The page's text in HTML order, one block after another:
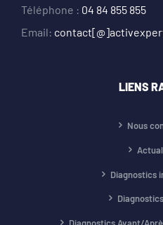
Téléphone : 04 84 855 855
Email:
LIENS
Nous
Diagnostics